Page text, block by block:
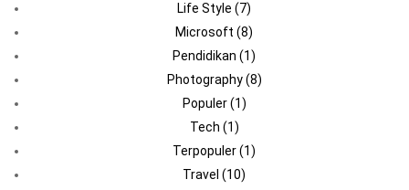
Life Style (7)
Microsoft (8)
Pendidikan (1)
Photography(8)
Populer(1)
Tech (1)
Terpopuler(1)
Travel (10)